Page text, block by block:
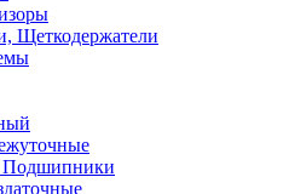
Щеткодержатели